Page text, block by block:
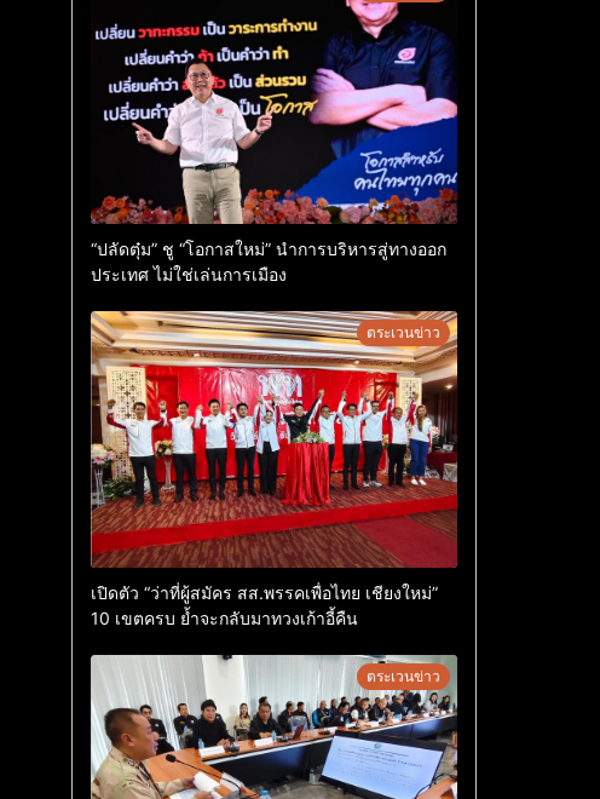
“ปลัดตุ๋ม” ชู “โอกาสใหม่” นำการบริหารสู่ทางออก
ประเทศ ไม่ใช่เล่นการเมือง
ตระเวนข่าว
เปิดตัว “ว่าที่ผู้สมัคร สส.พรรคเพื่อไทย เชียงใหม่”
10 เขตครบ ย้ำจะกลับมาทวงเก้าอี้คืน
ตระเวนข่าว